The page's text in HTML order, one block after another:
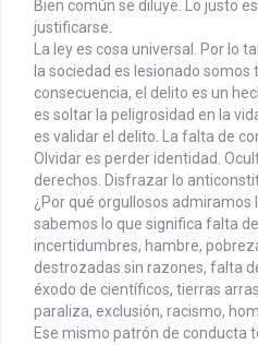
Bien común se diluye. Lo justo
justificarse.
La ley es cosa universal. Por lo
la sociedad es lesionado somos
consecuencia, el delito es un
es soltar la peligrosidad en la
es validar el delito. La falta de
Olvidar es perder identidad.
derechos. Disfrazar lo
¿Por qué orgullosos admiramos
sabemos lo que significa falta
incertidumbres, hambre,
destrozadas sin razones, falta
éxodo de científicos, tierras
paraliza, exclusión, racismo,
Ese mismo patrón de conducta